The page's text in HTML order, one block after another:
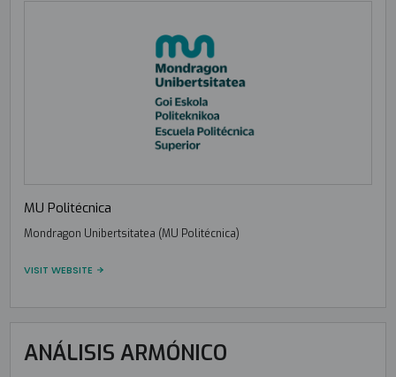
MU Politécnica
Mondragon Unibertsitatea (MU Politécnica)
VISIT WEBSITE
ANÁLISIS ARMÓNICO